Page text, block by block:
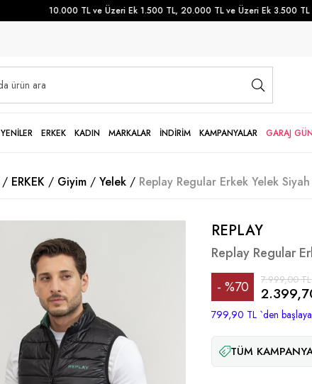
10.000 TL ve Üzeri Ek 1.500 TL, 20.000 TL ve Üzeri Ek 3.500 TL
YENİLER ERKEK KADIN MARKALAR İNDİRİM KAMPANYALAR GARAJ
ERKEK Giyim Yelek Replay Regular Erkek Yelek Siyah
REPLAY
Replay Regular
%70
İndirim
7.999,00 TL
799,90 TL `den
TÜM